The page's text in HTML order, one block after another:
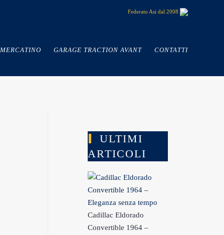
Federato Asi dal 2008
MERCATINO GARAGE TRACTION AVANT CONTATTI
ULTIMI
ARTICOLI
Cadillac Eldorado
Convertible 1964 –